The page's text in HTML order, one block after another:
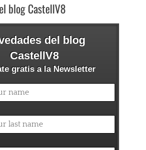
blog CastellV8
del blog
CastellV8
gratis a la Newsletter